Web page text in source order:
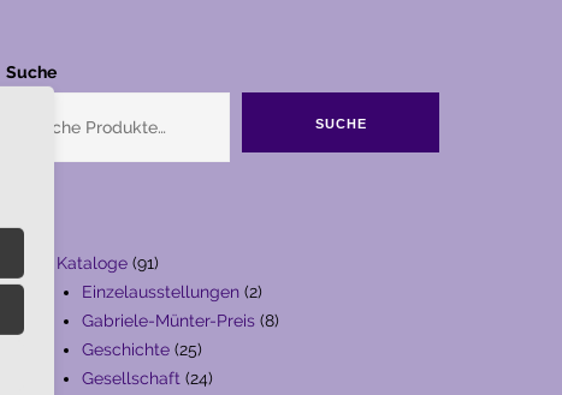
Suche
SUCHE
Kataloge 9191
Produkte
Einzelausstellungen 22
Produkte
Gabriele-Münter-Preis 88
Geschichte 2525
Produkte
Gesellschaft 2424